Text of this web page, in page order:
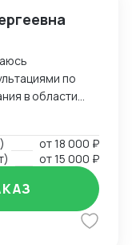
по
в области
сроки,
санкций и
с
от18 000 ₽
от15 000 ₽